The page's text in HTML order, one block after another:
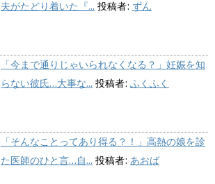
夫がたどり着いた『... 投稿者: ずん
「今まで通りじゃいられなくなる？」妊娠を知
らない彼氏…大事な... 投稿者: ふくふく
「そんなことってあり得る？！」高熱の娘を診
た医師のひと言…自... 投稿者: あおば